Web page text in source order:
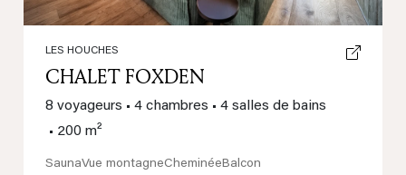
LES HOUCHES
CHALET FOXDEN
8 voyageurs • 4 chambres • 4 salles de bains
• 200 m²
SaunaVue montagneCheminéeBalcon